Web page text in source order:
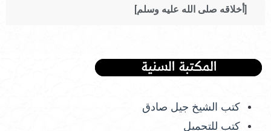
[أخلاقه صلى الله عليه وسلم]
كتب الشيخ جيل صادق
كتب للتحميل